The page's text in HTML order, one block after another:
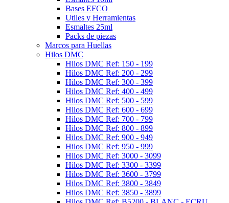
Bases EFCO
Utiles y Herramientas
Esmaltes 25ml
Packs de piezas
Marcos para Huellas
Hilos DMC
Hilos DMC Ref: 150 - 199
Hilos DMC Ref: 200 - 299
Hilos DMC Ref: 300 - 399
Hilos DMC Ref: 400 - 499
Hilos DMC Ref: 500 - 599
Hilos DMC Ref: 600 - 699
Hilos DMC Ref: 700 - 799
Hilos DMC Ref: 800 - 899
Hilos DMC Ref: 900 - 949
Hilos DMC Ref: 950 - 999
Hilos DMC Ref: 3000 - 3099
Hilos DMC Ref: 3300 - 3399
Hilos DMC Ref: 3600 - 3799
Hilos DMC Ref: 3800 - 3849
Hilos DMC Ref: 3850 - 3899